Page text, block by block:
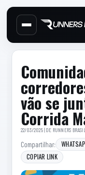
Cabecalho do site
Menu lateral de
Conteudo principal
Conteudo principal
vão se
Corrida
22/03/2025 | DE RUNNERS BRASIL
Compartilhar:
COPIAR LINK
Barra lateral